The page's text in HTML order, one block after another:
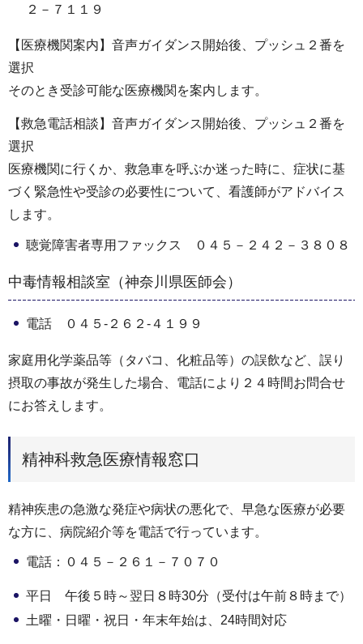
２－７１１９
【医療機関案内】音声ガイダンス開始後、プッシュ２番を
選択
そのとき受診可能な医療機関を案内します。
【救急電話相談】音声ガイダンス開始後、プッシュ２番を
選択
医療機関に行くか、救急車を呼ぶか迷った時に、症状に基
づく緊急性や受診の必要性について、看護師がアドバイス
します。
聴覚障害者専用ファックス ０４５－２４２－３８０８
中毒情報相談室（神奈川県医師会）
電話 ０４５-２６２-４１９９
家庭用化学薬品等（タバコ、化粧品等）の誤飲など、誤り
摂取の事故が発生した場合、電話により２４時間お問合せ
にお答えします。
精神科救急医療情報窓口
精神疾患の急激な発症や病状の悪化で、早急な医療が必要
な方に、病院紹介等を電話で行っています。
電話：０４５－２６１－７０７０
平日 午後５時～翌日８時30分（受付は午前８時まで）
土曜・日曜・祝日・年末年始は、24時間対応